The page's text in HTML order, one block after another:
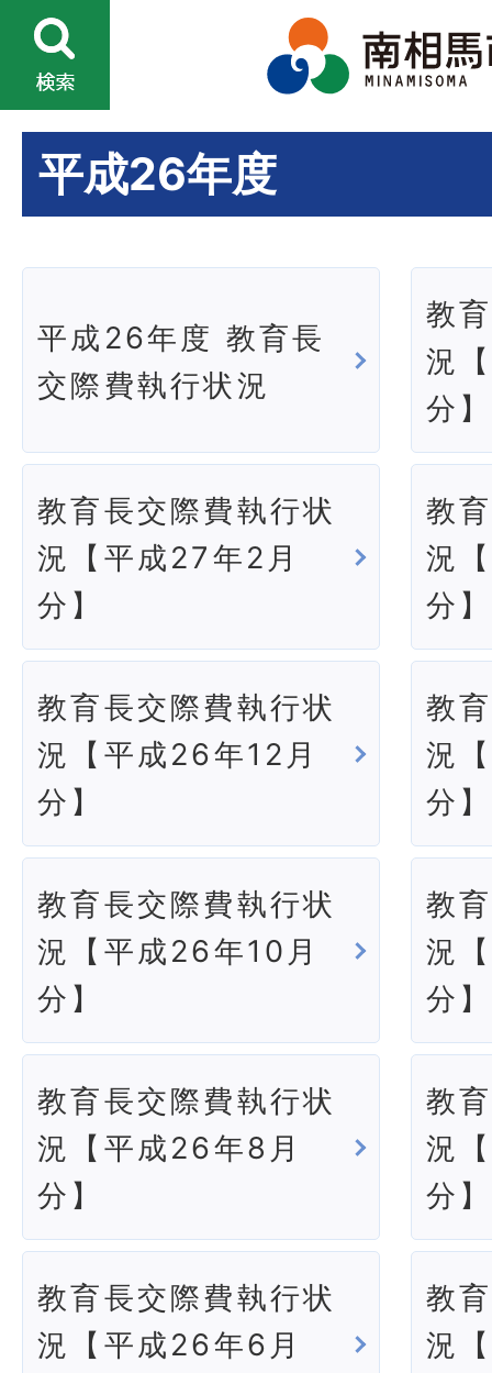
平成26年度
平成26年度 教育長
交際費執行状況
教
況
分】
教育長交際費執行状
況【平成27年2月
分】
教
況
分】
教育長交際費執行状
況【平成26年12月
分】
教
況
分】
教育長交際費執行状
況【平成26年10月
分】
教
況
分】
教育長交際費執行状
況【平成26年8月
分】
教
況
分】
教育長交際費執行状
況【平成26年6月
教
況